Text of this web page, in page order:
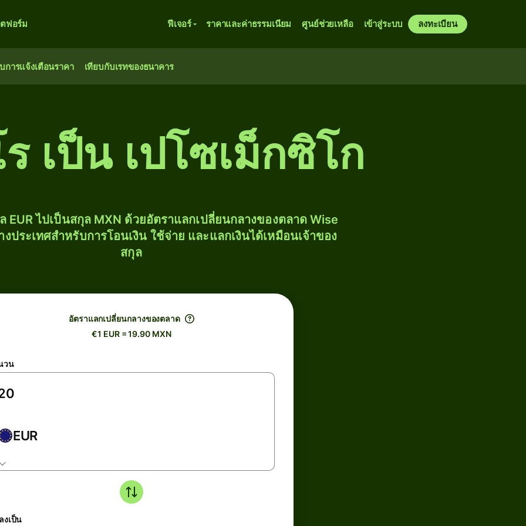
ฟอร์ม ฟีเจอร์ ราคาและค่าธรรมเนียม ศูนย์ช่วยเหลือ เข้าสู่ระบบ ลงทะเบียน
การแจ้งเตือนราคา เทียบกับเรทของธนาคาร
เป็น เปโซเม็กซิโก
EUR ไปเป็นสกุล MXN ด้วยอัตราแลกเปลี่ยนกลางของตลาด Wise
ประเทศสำหรับการโอนเงิน ใช้จ่าย และแลกเงินได้เหมือนเจ้าของ
สกุล
อัตราแลกเปลี่ยนกลางของตลาด
€1 EUR = 19.90 MXN
วน
EUR
งเป็น